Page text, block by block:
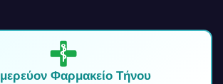
Φαρμακείο Τήνου